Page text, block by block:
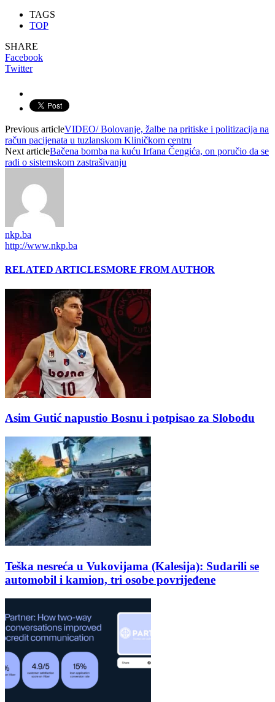
TAGS
TOP
SHARE
Facebook
Twitter
Previous articleVIDEO/ Bolovanje, žalbe na pritiske i politizacija na
račun pacijenata u tuzlanskom Kliničkom centru
Next articleBačena bomba na kuću Irfana Čengića, on poručio da se
radi o sistemskom zastrašivanju
nkp.ba
http://www.nkp.ba
RELATED ARTICLESMORE FROM AUTHOR
Asim Gutić napustio Bosnu i potpisao za Slobodu
Teška nesreća u Vukovijama (Kalesija): Sudarili se
automobil i kamion, tri osobe povrijeđene